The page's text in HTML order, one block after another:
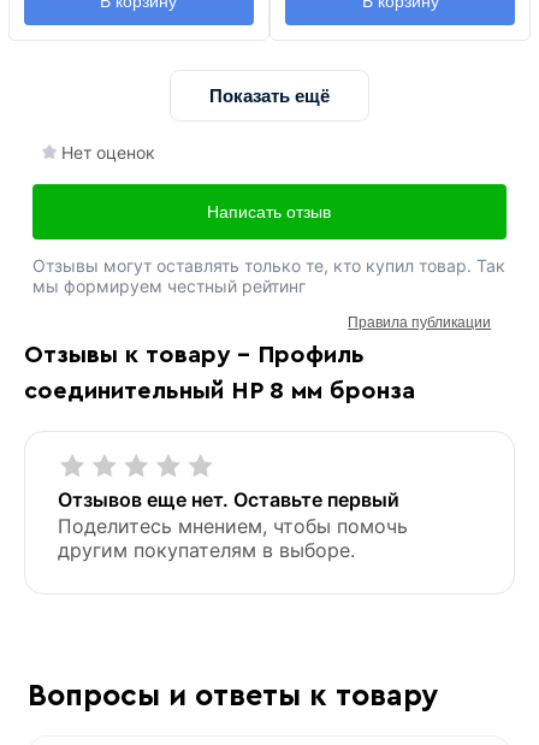
Показать ещё
Отзывы к товару - Профиль
соединительный HP 8 мм бронза
Отзывов еще нет. Оставьте первый
Поделитесь мнением, чтобы помочь
другим покупателям в выборе.
Нет оценок
Написать отзыв
Отзывы могут оставлять только те, кто купил товар. Так
мы формируем честный рейтинг
Правила публикации
Вопросы и ответы к товару